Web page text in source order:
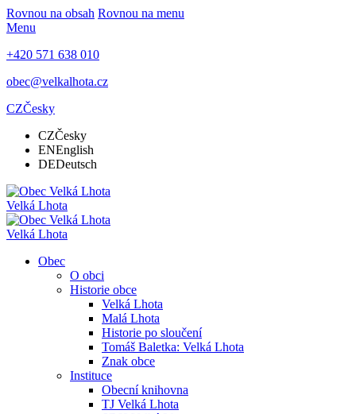
Rovnou na obsah Rovnou na menu
Menu
+420 571 638 010
obec@velkalhota.cz
CZČesky
CZČesky
ENEnglish
DEDeutsch
Velká Lhota
Velká Lhota
Obec
O obci
Historie obce
Velká Lhota
Malá Lhota
Historie po sloučení
Tomáš Baletka: Velká Lhota
Znak obce
Instituce
Obecní knihovna
TJ Velká Lhota